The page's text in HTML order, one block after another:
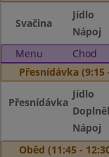
Svačina
Jídlo
Nápoj
Menu
Chod
Přesnídávka (9:15
Přesnídávka
Jídlo
Nápoj
Oběd (11:45 -